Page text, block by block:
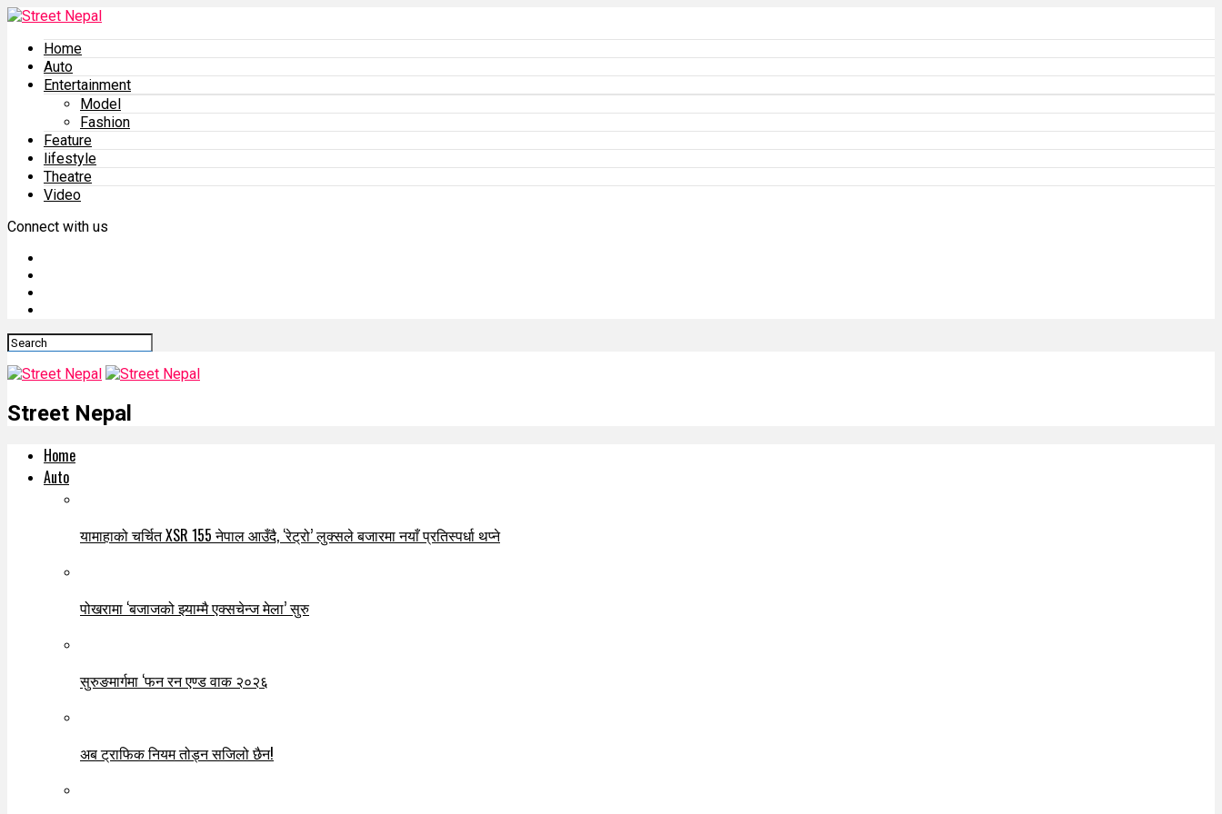
Home
Auto
Entertainment
Model
Fashion
Feature
lifestyle
Theatre
Video
Connect with us
Street Nepal
Home
Auto
यामाहाको चर्चित XSR 155 नेपाल आउँदै, ‘रेट्रो’ लुक्सले बजारमा नयाँ प्रतिस्पर्धा थप्ने
पोखरामा ‘बजाजको झ्याम्मै एक्सचेन्ज मेला’ सुरु
सुरुङमार्गमा ‘फन रन एण्ड वाक २०२६
अब ट्राफिक नियम तोड्न सजिलो छैन!